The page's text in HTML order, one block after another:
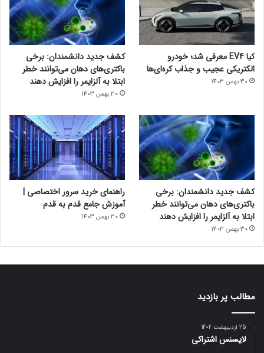
کیا EV4 معرفی شد؛ خودرو
الکتریکی عجیب و جذاب کره‌ای‌ها
30 بهمن 1403
کشف جدید دانشمندان: برخی
باکتری‌های دهان می‌توانند خطر
ابتلا به آلزایمر را افزایش دهند
30 بهمن 1403
کشف جدید دانشمندان: برخی
باکتری‌های دهان می‌توانند خطر
ابتلا به آلزایمر را افزایش دهند
30 بهمن 1403
راهنمای خرید سرور اختصاصی |
آموزش جامع قدم به قدم
30 بهمن 1403
مطالب پر بازدید
25 اردیبهشت 1402
لایسنس اشتراکی